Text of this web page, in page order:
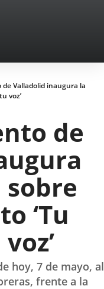
Valladolid inaugura la
voz’
de
‘Tu
hoy, 7 de mayo, al
frente a la